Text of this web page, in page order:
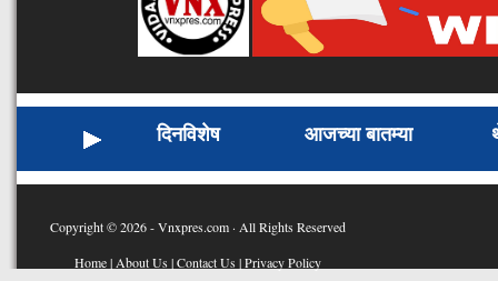
दिनविशेष आजच्या बातम्या
Copyright © 2026 - Vnxpres.com · All Rights Reserved
Home|About Us |Contact Us |Privacy Policy